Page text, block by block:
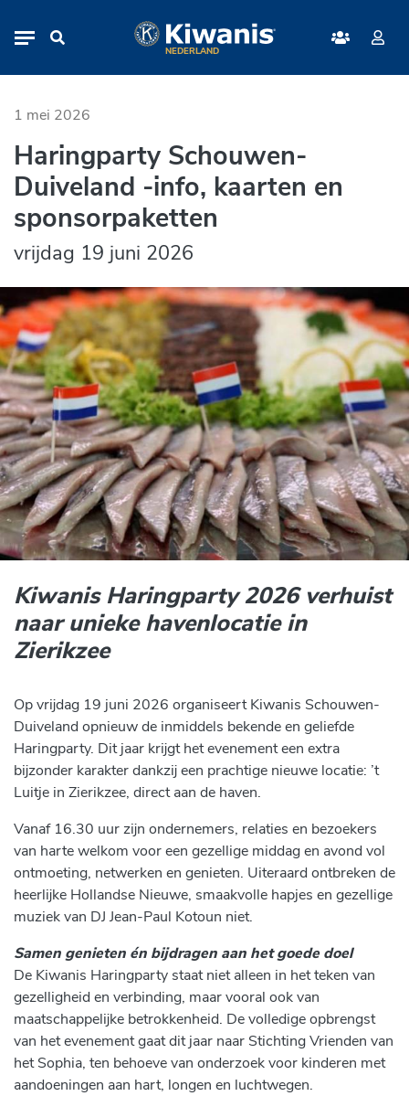
Haringparty Schouwen-
NEDERLAND
1 mei 2026
Haringparty Schouwen-
Duiveland -info, kaarten en
sponsorpaketten
vrijdag 19 juni 2026
Kiwanis Haringparty 2026 verhuist
naar unieke havenlocatie in
Zierikzee
Op vrijdag 19 juni 2026 organiseert Kiwanis Schouwen-
Duiveland opnieuw de inmiddels bekende en geliefde
Haringparty. Dit jaar krijgt het evenement een extra
bijzonder karakter dankzij een prachtige nieuwe locatie: ’t
Luitje in Zierikzee, direct aan de haven.
Vanaf 16.30 uur zijn ondernemers, relaties en bezoekers
van harte welkom voor een gezellige middag en avond vol
ontmoeting, netwerken en genieten. Uiteraard ontbreken de
heerlijke Hollandse Nieuwe, smaakvolle hapjes en gezellige
muziek van DJ Jean-Paul Kotoun niet.
Samen genieten én bijdragen aan het goede doel
De Kiwanis Haringparty staat niet alleen in het teken van
gezelligheid en verbinding, maar vooral ook van
maatschappelijke betrokkenheid. De volledige opbrengst
van het evenement gaat dit jaar naar Stichting Vrienden van
het Sophia, ten behoeve van onderzoek voor kinderen met
aandoeningen aan hart, longen en luchtwegen.